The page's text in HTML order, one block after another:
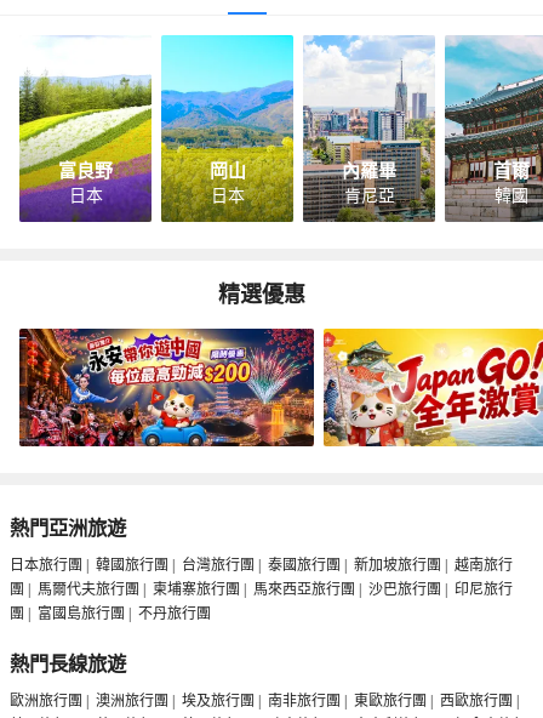
富良野
日本
岡山
日本
內羅畢
肯尼亞
首爾
韓國
精選優惠
熱門亞洲旅遊
日本旅行團 | 韓國旅行團 | 台灣旅行團 | 泰國旅行團 | 新加坡旅行團 | 越南旅行
團 | 馬爾代夫旅行團 | 柬埔寨旅行團 | 馬來西亞旅行團 | 沙巴旅行團 | 印尼旅行
團 | 富國島旅行團 | 不丹旅行團
熱門長線旅遊
歐洲旅行團 | 澳洲旅行團 | 埃及旅行團 | 南非旅行團 | 東歐旅行團 | 西歐旅行團 |